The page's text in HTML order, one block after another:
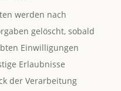
werden nach
gelöscht, sobald
Einwilligungen
Erlaubnisse
der Verarbeitung